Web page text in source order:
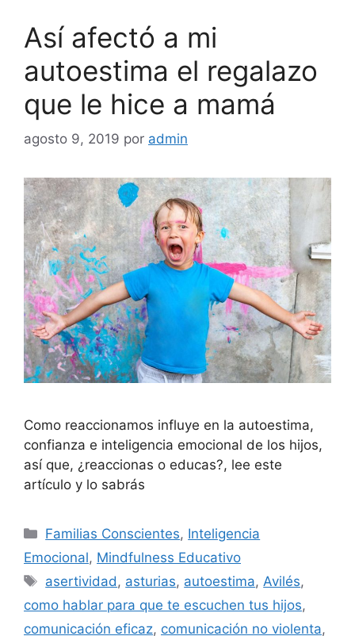
Así afectó a mi
autoestima el regalazo
que le hice a mamá
agosto 9, 2019 por admin
Como reaccionamos influye en la autoestima,
confianza e inteligencia emocional de los hijos,
así que, ¿reaccionas o educas?, lee este
artículo y lo sabrás
Familias Conscientes, Inteligencia
Emocional, Mindfulness Educativo
asertividad , asturias, autoestima, Avilés,
como hablar para que te escuchen tus hijos,
comunicación eficaz, comunicación no violenta,